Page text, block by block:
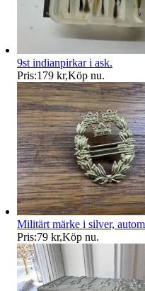
9st indianpirkar i ask.
Pris:179 kr,Köp nu.
Militärt märke i silver,
Pris:79 kr,Köp nu.